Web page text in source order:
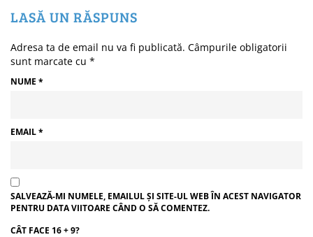
LASĂ UN RĂSPUNS
Adresa ta de email nu va fi publicată. Câmpurile obligatorii
sunt marcate cu *
NUME *
EMAIL*
SALVEAZĂ-MI NUMELE, EMAILUL ȘI SITE-UL WEB ÎN ACEST NAVIGATOR
PENTRU DATA VIITOARE CÂND O SĂ COMENTEZ.
CÂT FACE 16 + 9?